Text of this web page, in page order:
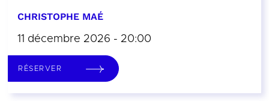
CHRISTOPHE MAÉ
11 décembre 2026 - 20:00
RÉSERVER